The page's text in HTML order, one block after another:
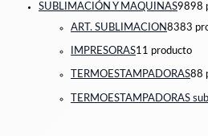
SUBLIMACIÓN Y MAQUINAS9898
ART. SUBLIMACION8383
IMPRESORAS11 producto
TERMOESTAMPADORAS88
TERMOESTAMPADORAS sub